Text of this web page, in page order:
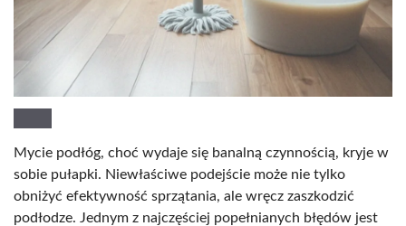
Mycie podłóg, choć wydaje się banalną czynnością, kryje w
sobie pułapki. Niewłaściwe podejście może nie tylko
obniżyć efektywność sprzątania, ale wręcz zaszkodzić
podłodze. Jednym z najczęściej popełnianych błędów jest